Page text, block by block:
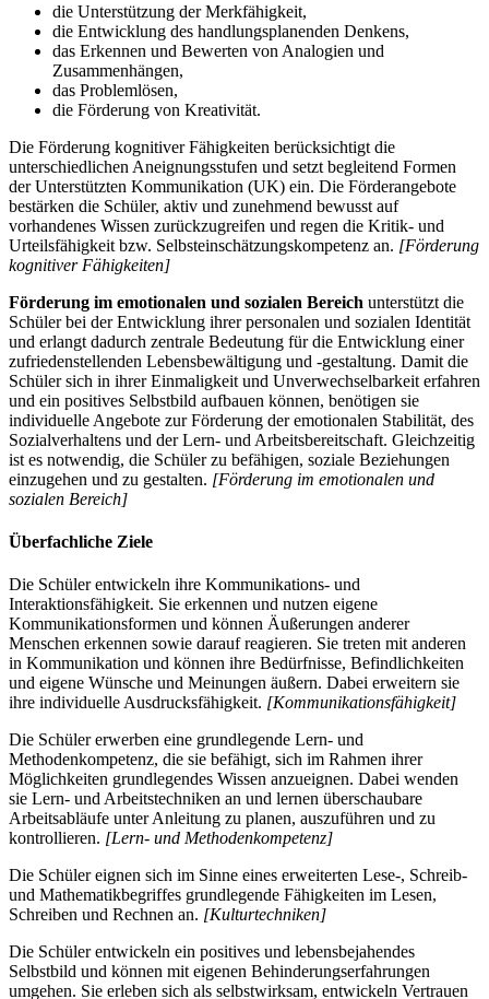
die Unterstützung der Merkfähigkeit,
die Entwicklung des handlungsplanenden Denkens,
das Erkennen und Bewerten von Analogien und
Zusammenhängen,
das Problemlösen,
die Förderung von Kreativität.
Die Förderung kognitiver Fähigkeiten berücksichtigt die
unterschiedlichen Aneignungsstufen und setzt begleitend Formen
der Unterstützten Kommunikation (UK) ein. Die Förderangebote
bestärken die Schüler, aktiv und zunehmend bewusst auf
vorhandenes Wissen zurückzugreifen und regen die Kritik- und
Urteilsfähigkeit bzw. Selbsteinschätzungskompetenz an. [Förderung
kognitiver Fähigkeiten]
Förderung im emotionalen und sozialen Bereich unterstützt die
Schüler bei der Entwicklung ihrer personalen und sozialen Identität
und erlangt dadurch zentrale Bedeutung für die Entwicklung einer
zufriedenstellenden Lebensbewältigung und -gestaltung. Damit die
Schüler sich in ihrer Einmaligkeit und Unverwechselbarkeit erfahren
und ein positives Selbstbild aufbauen können, benötigen sie
individuelle Angebote zur Förderung der emotionalen Stabilität, des
Sozialverhaltens und der Lern- und Arbeitsbereitschaft. Gleichzeitig
ist es notwendig, die Schüler zu befähigen, soziale Beziehungen
einzugehen und zu gestalten. [Förderung im emotionalen und
sozialen Bereich]
Überfachliche Ziele
Die Schüler entwickeln ihre Kommunikations- und
Interaktionsfähigkeit. Sie erkennen und nutzen eigene
Kommunikationsformen und können Äußerungen anderer
Menschen erkennen sowie darauf reagieren. Sie treten mit anderen
in Kommunikation und können ihre Bedürfnisse, Befindlichkeiten
und eigene Wünsche und Meinungen äußern. Dabei erweitern sie
ihre individuelle Ausdrucksfähigkeit. [Kommunikationsfähigkeit]
Die Schüler erwerben eine grundlegende Lern- und
Methodenkompetenz, die sie befähigt, sich im Rahmen ihrer
Möglichkeiten grundlegendes Wissen anzueignen. Dabei wenden
sie Lern- und Arbeitstechniken an und lernen überschaubare
Arbeitsabläufe unter Anleitung zu planen, auszuführen und zu
kontrollieren. [Lern- und Methodenkompetenz]
Die Schüler eignen sich im Sinne eines erweiterten Lese-, Schreib-
und Mathematikbegriffes grundlegende Fähigkeiten im Lesen,
Schreiben und Rechnen an. [Kulturtechniken]
Die Schüler entwickeln ein positives und lebensbejahendes
Selbstbild und können mit eigenen Behinderungserfahrungen
umgehen. Sie erleben sich als selbstwirksam, entwickeln Vertrauen